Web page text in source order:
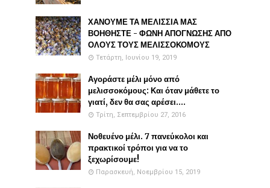
ΧΑΝΟΥΜΕ ΤΑ ΜΕΛΙΣΣΙΑ ΜΑΣ
ΒΟΗΘΗΣΤΕ - ΦΩΝΗ ΑΠΟΓΝΩΣΗΣ ΑΠΟ
ΟΛΟΥΣ ΤΟΥΣ ΜΕΛΙΣΣΟΚΟΜΟΥΣ
Τετάρτη, Ιουνίου 19, 2019
Αγοράστε μέλι μόνο από
μελισσοκόμους: Και όταν μάθετε το
γιατί, δεν θα σας αρέσει....
Τρίτη, Σεπτεμβρίου 27, 2016
Νοθευένο μέλι. 7 πανεύκολοι και
πρακτικοί τρόποι για να το
ξεχωρίσουμε!
Παρασκευή, Νοεμβρίου 15, 2019